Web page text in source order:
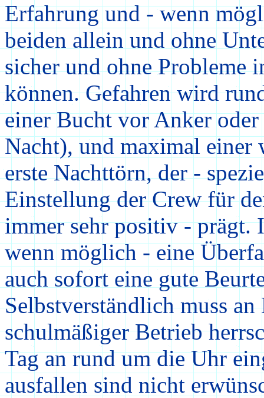
Erfahrung und - wenn
beiden allein und ohne
sicher und ohne Probleme
können. Gefahren wird
einer Bucht vor Anker
Nacht), und maximal einer
erste Nachttörn, der -
Einstellung der Crew für
immer sehr positiv - prägt.
wenn möglich - eine
auch sofort eine gute
Selbstverständlich muss
schulmäßiger Betrieb
Tag an rund um die Uhr
ausfallen sind nicht